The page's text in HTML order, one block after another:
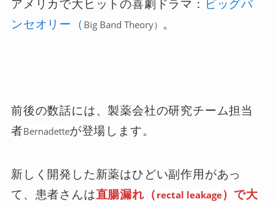
アメリカで大ヒットの喜劇ドラマ： ビッグバ
ンセオリー（ Big Band Theory） 。
前後の数話には、製薬会社の研究チーム担当
者Bernadetteが登場します。
新しく開発した新薬はひどい副作用があっ
て、患者さんは直腸漏れ（ rectal leakage）で大